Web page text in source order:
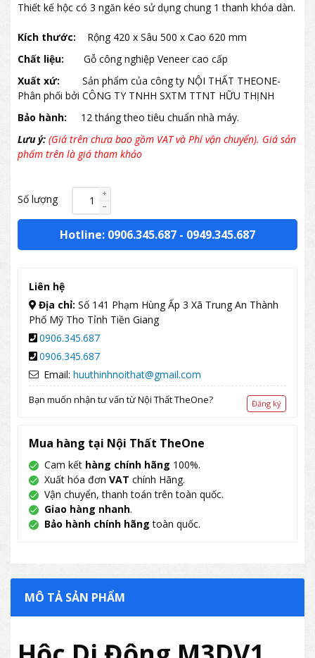
Thiết kế hộc có 3 ngăn kéo sử dụng chung 1 thanh khóa dàn.
Kích thước: Rộng 420 x Sâu 500 x Cao 620 mm
Chất liệu:
Gỗ công nghiệp Veneer cao cấp
Xuất xứ:
Sản phẩm của công ty NỘI THẤT THEONE-
Phân phối bởi CÔNG TY TNHH SXTM TTNT HỮU THỊNH
Bảo hành:
12 tháng theo tiêu chuẩn nhà máy.
Lưu ý: (Giá trên chưa bao gồm VAT và Phí vận chuyển). Giá sản
phẩm trên là giá tham khảo
Số lượng
Hotline: 0906.345.687 - 0949.345.687
Liên hệ
Địa chỉ: Số 141 Phạm Hùng Ấp 3 Xã Trung An Thành
Phố Mỹ Tho Tỉnh Tiền Giang
0906.345.687
0906.345.687
Email: huuthinhnoithat@gmail.com
Bạn muốn nhận tư vấn từ Nội Thất TheOne? Đăng ký
Mua hàng tại Nội Thất TheOne
Cam kết hàng chính hãng 100%.
Xuất hóa đơn VAT chính Hãng.
Vận chuyển, thanh toán trên toàn quốc.
Giao hàng nhanh.
Bảo hành chính hãng toàn quốc.
MÔ TẢ SẢN PHẨM